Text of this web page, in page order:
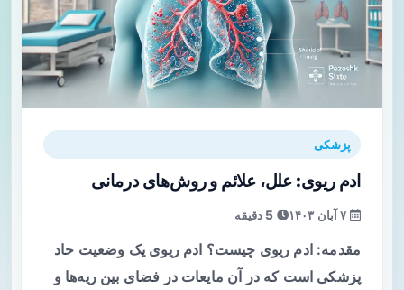
پزشکی
ادم ریوی: علل، علائم و روش‌های درمانی
مقدمه: ادم ریوی چیست؟ ادم ریوی یک وضعیت حاد
پزشکی است که در آن مایعات در فضای بین ریه‌ها و